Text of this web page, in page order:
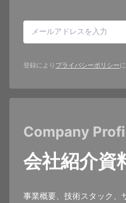
登録により プライバシーポリシー
Company
会社紹介資
事業概要、技術スタック、